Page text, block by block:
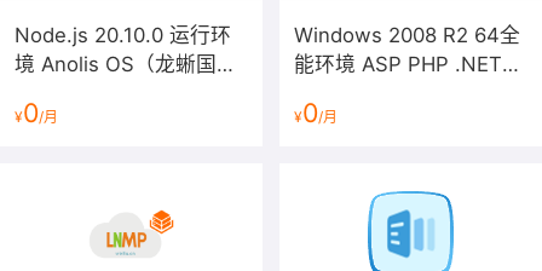
Node.js 20.10.0 运行环
境 Anolis OS（龙蜥国产
¥0/月
Windows 2008 R2 64全
能环境 ASP PHP .NET
¥0/月